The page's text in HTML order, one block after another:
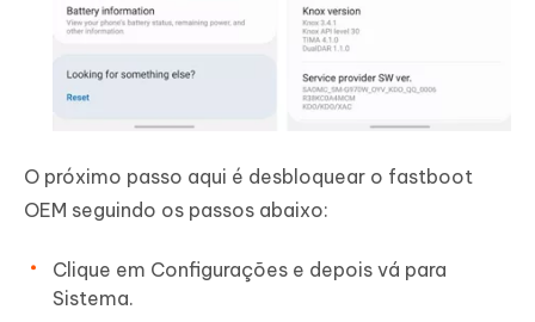
O próximo passo aqui é desbloquear o fastboot
OEM seguindo os passos abaixo:
Clique em Configurações e depois vá para
Sistema.